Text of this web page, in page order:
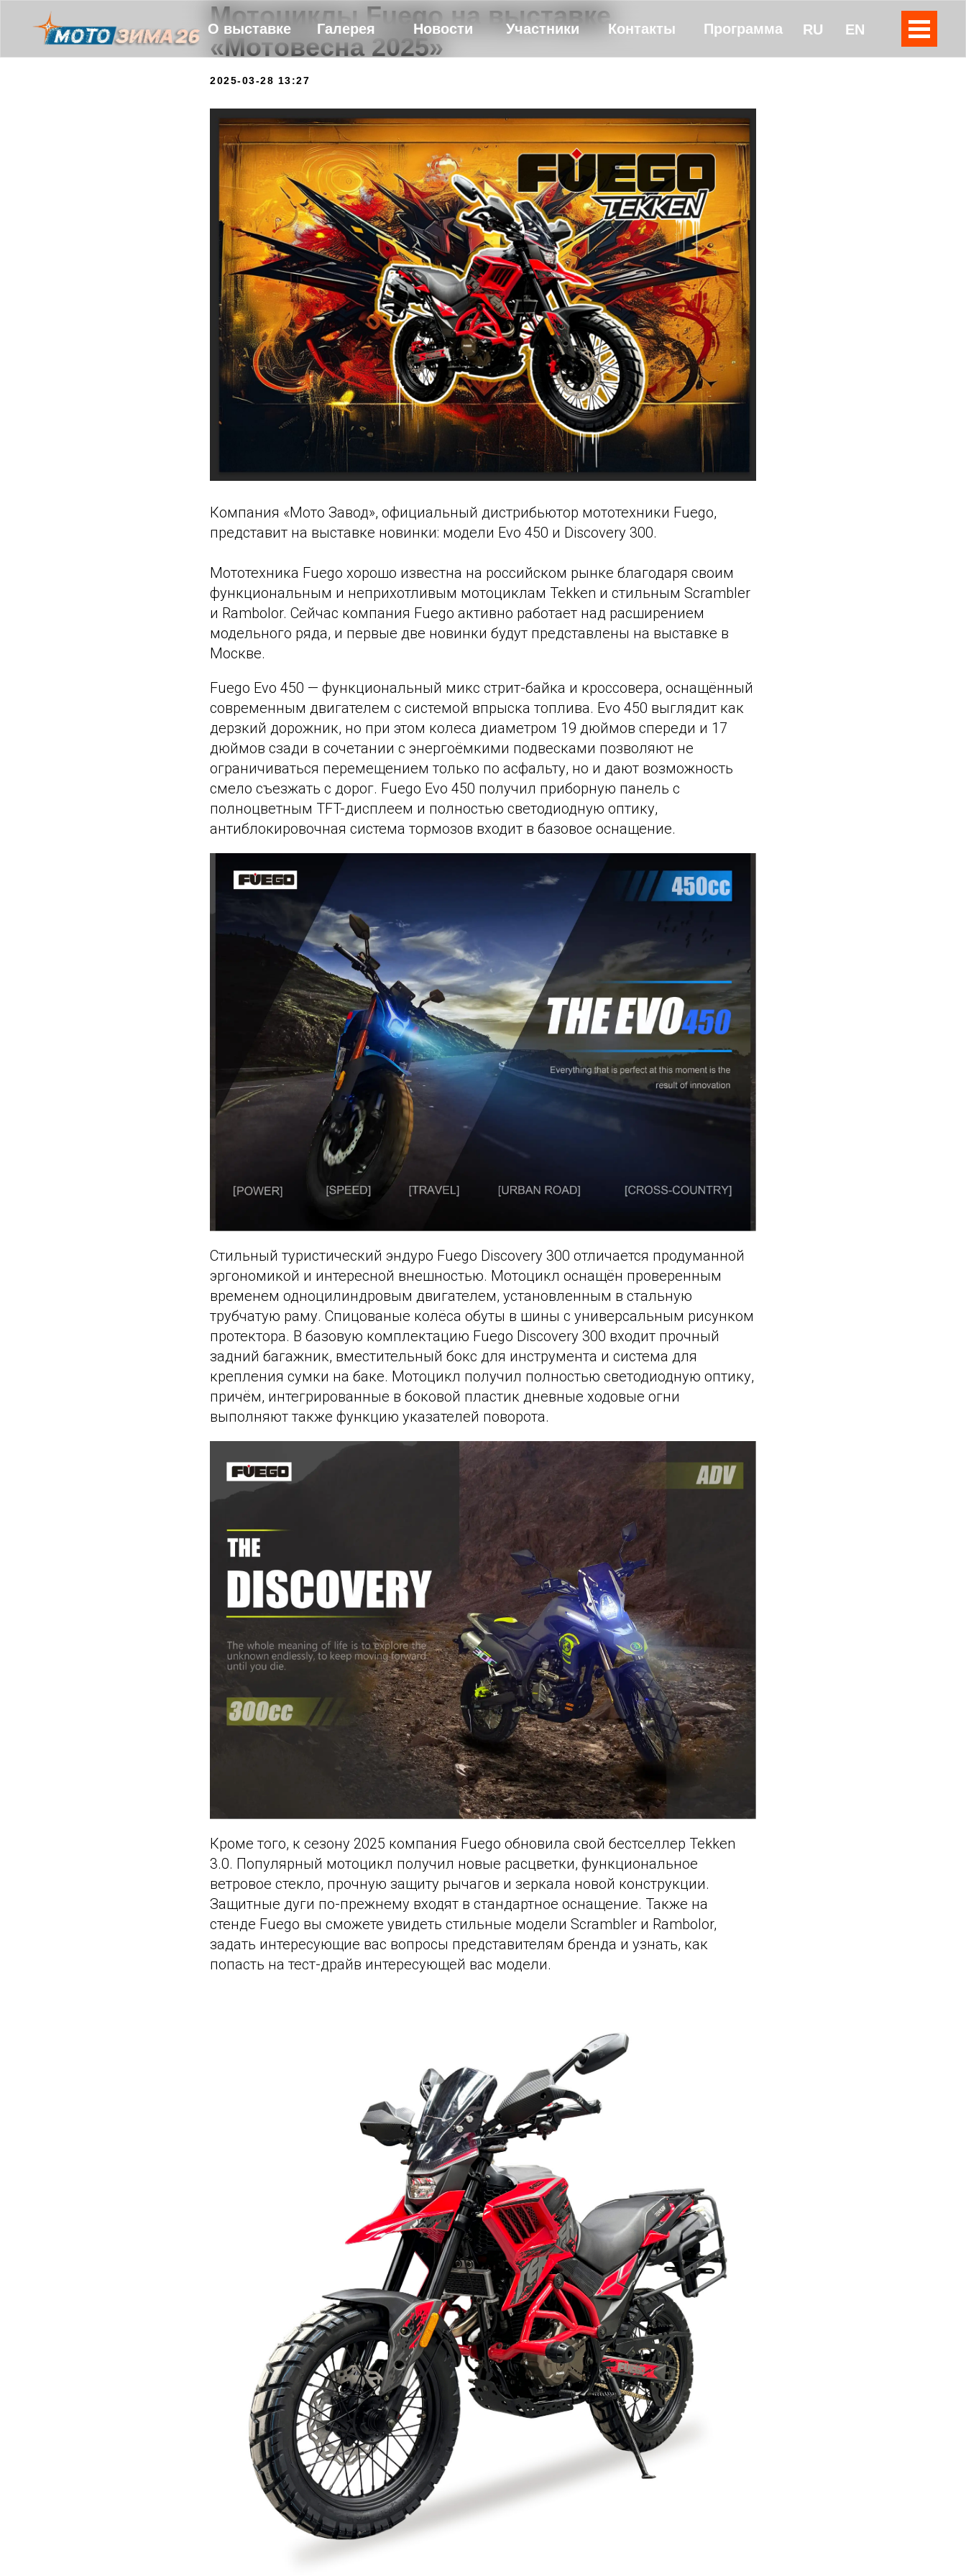
Контакты
Новости
Галерея
О выставке Участники RU EN
Программа
Мотоциклы Fuego на выставке
«Мотовесна 2025»
2025-03-28 13:27
Компания «Мото Завод», официальный дистрибьютор мототехники Fuego,
представит на выставке новинки: модели Evo 450 и Discovery 300.
Мототехника Fuego хорошо известна на российском рынке благодаря своим
функциональным и неприхотливым мотоциклам Tekken и стильным Scrambler
и Rambolor. Сейчас компания Fuego активно работает над расширением
модельного ряда, и первые две новинки будут представлены на выставке в
Москве.
Fuego Evo 450 — функциональный микс стрит-байка и кроссовера, оснащённый
современным двигателем с системой впрыска топлива. Evo 450 выглядит как
дерзкий дорожник, но при этом колеса диаметром 19 дюймов спереди и 17
дюймов сзади в сочетании с энергоёмкими подвесками позволяют не
ограничиваться перемещением только по асфальту, но и дают возможность
смело съезжать с дорог. Fuego Evo 450 получил приборную панель с
полноцветным TFT-дисплеем и полностью светодиодную оптику,
антиблокировочная система тормозов входит в базовое оснащение.
Стильный туристический эндуро Fuego Discovery 300 отличается продуманной
эргономикой и интересной внешностью. Мотоцикл оснащён проверенным
временем одноцилиндровым двигателем, установленным в стальную
трубчатую раму. Спицованые колёса обуты в шины с универсальным рисунком
протектора. В базовую комплектацию Fuego Discovery 300 входит прочный
задний багажник, вместительный бокс для инструмента и система для
крепления сумки на баке. Мотоцикл получил полностью светодиодную оптику,
причём, интегрированные в боковой пластик дневные ходовые огни
выполняют также функцию указателей поворота.
Кроме того, к сезону 2025 компания Fuego обновила свой бестселлер Tekken
3.0. Популярный мотоцикл получил новые расцветки, функциональное
ветровое стекло, прочную защиту рычагов и зеркала новой конструкции.
Защитные дуги по-прежнему входят в стандартное оснащение. Также на
стенде Fuego вы сможете увидеть стильные модели Scrambler и Rambolor,
задать интересующие вас вопросы представителям бренда и узнать, как
попасть на тест-драйв интересующей вас модели.